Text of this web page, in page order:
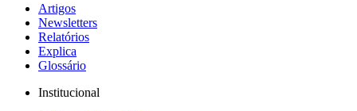
Artigos
Newsletters
Relatórios
Explica
Glossário
Institucional